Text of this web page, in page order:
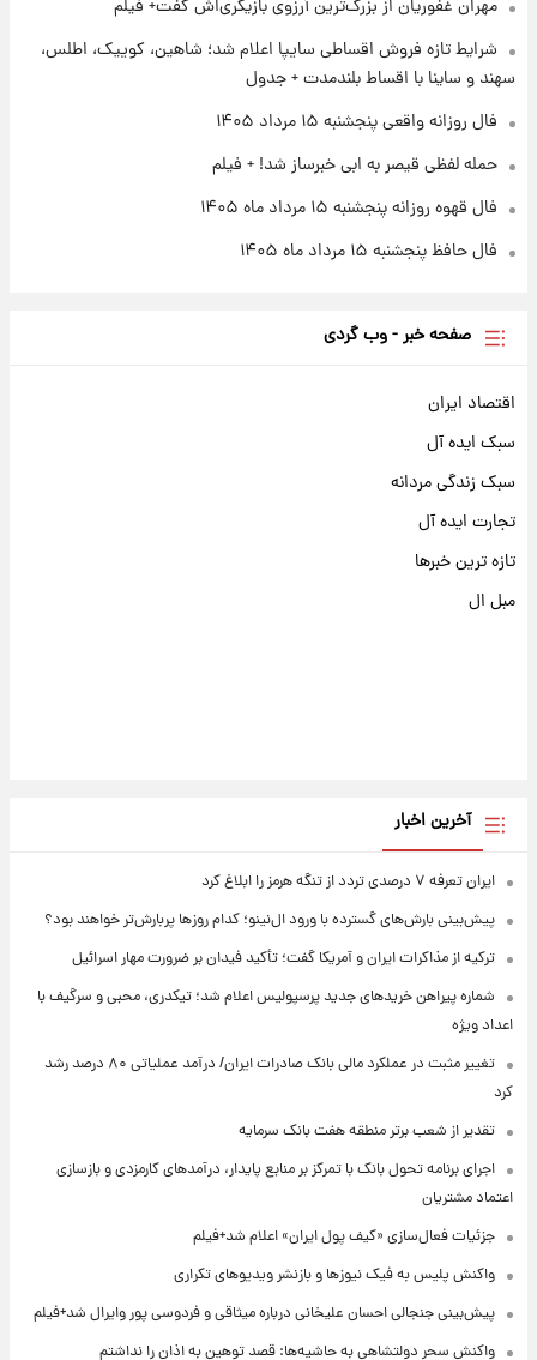
۱ روز پیش
کار استقلال و رامین رضاییان رسما تمام شد +
عکس / خداحافظی صمیمانه آبی ها با رامین!
مهران غفوریان از بزرگ‌ترین آرزوی بازیگری‌اش گفت+ فیلم
شرایط تازه فروش اقساطی سایپا اعلام شد؛ شاهین، کوییک، اطلس،
سهند و ساینا با اقساط بلندمدت + جدول
فال روزانه واقعی پنجشنبه ۱۵ مرداد ۱۴۰۵
حمله لفظی قیصر به ابی خبرساز شد! + فیلم
فال قهوه روزانه پنجشنبه ۱۵ مرداد ماه ۱۴۰۵
فال حافظ پنجشنبه ۱۵ مرداد ماه ۱۴۰۵
صفحه خبر - وب گردی
اقتصاد ایران
سبک ایده آل
سبک زندگی مردانه
تجارت ایده آل
تازه ترین خبرها
مبل ال
آخرین اخبار
ایران تعرفه ۷ درصدی تردد از تنگه هرمز را ابلاغ کرد
پیش‌بینی بارش‌های گسترده با ورود ال‌نینو؛ کدام روزها پربارش‌تر خواهند بود؟
ترکیه از مذاکرات ایران و آمریکا گفت؛ تأکید فیدان بر ضرورت مهار اسرائیل
شماره پیراهن خریدهای جدید پرسپولیس اعلام شد؛ تیکدری، محبی و سرگیف با
اعداد ویژه
تغییر مثبت در عملکرد مالی بانک صادرات ایران/ درآمد عملیاتی ۸۰ درصد رشد
کرد
تقدیر از شعب برتر منطقه هفت بانک سرمایه
اجرای برنامه تحول بانک با تمرکز بر منابع پایدار، درآمدهای کارمزدی و بازسازی
اعتماد مشتریان
جزئیات فعال‌سازی «کیف پول ایران» اعلام شد+فیلم
واکنش پلیس به فیک نیوزها و بازنشر ویدیوهای تکراری
پیش‌بینی جنجالی احسان علیخانی درباره میثاقی و فردوسی پور وایرال شد+فیلم
واکنش سحر دولتشاهی به حاشیه‌ها: قصد توهین به اذان را نداشتم